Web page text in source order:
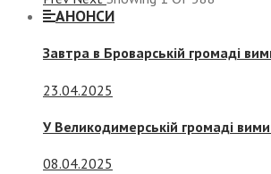
АНОНСИ
Завтра в Броварській громаді
23.04.2025
У Великодимерській громаді
08.04.2025